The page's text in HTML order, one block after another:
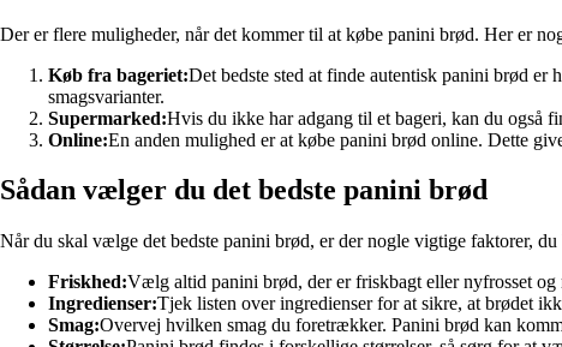
Der er flere muligheder, når det kommer til at købe panini brød. Her er
Køb fra bageriet:Det bedste sted at finde autentisk panini brød
smagsvarianter.
Supermarked:Hvis du ikke har adgang til et bageri, kan du også
Online:En anden mulighed er at købe panini brød online. Dette
Sådan vælger du det bedste panini brød
Når du skal vælge det bedste panini brød, er der nogle vigtige faktorer, du
Friskhed:Vælg altid panini brød, der er friskbagt eller nyfrosset
Ingredienser:Tjek listen over ingredienser for at sikre, at brødet
Smag:Overvej hvilken smag du foretrækker. Panini brød kan